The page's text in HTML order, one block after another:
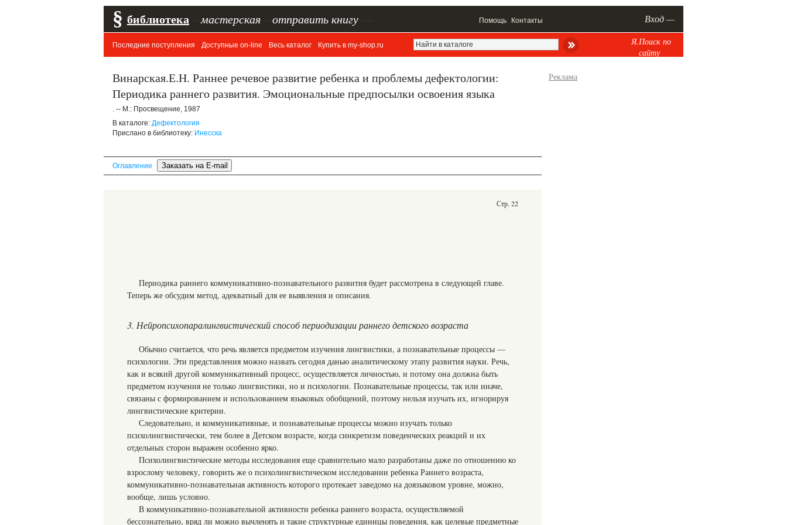
§ библиотека мастерская отправить книгу Помощь Контакты Вход —
Последние поступления Доступные on-line Весь каталог Купить в my-shop.ru
Я.Поиск по
сайту
Винарская.Е.Н. Раннее речевое развитие ребенка и проблемы дефектологии:
Периодика раннего развития. Эмоциональные предпосылки освоения языка
. -- М.: Просвещение, 1987
В каталоге: Дефектология
Прислано в библиотеку: Инесска
Оглавление
Стр. 22
Периодика раннего коммуникативно-познавательного развития будет рассмотрена в следующей главе.
Теперь же обсудим метод, адекватный для ее выявления и описания.
3. Нейропсихопаралингвистический способ периодизации раннего детского возраста
Обычно считается, что речь является предметом изучения лингвистики, а познавательные процессы —
психологии. Эти представления можно назвать сегодня данью аналитическому этапу развития науки. Речь,
как и всякий другой коммуникативный процесс, осуществляется личностью, и потому она должна быть
предметом изучения не только лингвистики, но и психологии. Познавательные процессы, так или иначе,
связаны с формированием и использованием языковых обобщений, поэтому нельзя изучать их, игнорируя
лингвистические критерии.
Следовательно, и коммуникативные, и познавательные процессы можно изучать только
психолингвистически, тем более в Детском возрасте, когда синкретизм поведенческих реакций и их
отдельных сторон выражен особенно ярко.
Психолингвистические методы исследования еще сравнительно мало разработаны даже по отношению ко
взрослому человеку, говорить же о психолингвистическом исследовании ребенка Раннего возраста,
коммуникативно-познавательная активность которого протекает заведомо на доязыковом уровне, можно,
вообще, лишь условно.
В коммуникативно-познавательной активности ребенка раннего возраста, осуществляемой
бессознательно, вряд ли можно вычленять и такие структурные единицы поведения, как целевые предметные
Реклама